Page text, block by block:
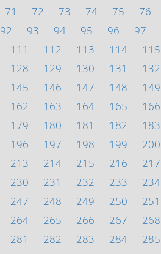
71 72 73 74 75 76
92 93 94 95 96 97
111 112 113 114 115
128 129 130 131 132
145 146 147 148 149
162 163 164 165 166
179 180 181 182 183
196 197 198 199 200
213 214 215 216 217
230 231 232 233 234
247 248 249 250 251
264 265 266 267 268
281 282 283 284 285